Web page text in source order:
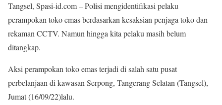
Tangsel, Spasi-id.com – Polisi mengidentifikasi pelaku
perampokan toko emas berdasarkan kesaksian penjaga toko dan
rekaman CCTV. Namun hingga kita pelaku masih belum
ditangkap.
Aksi perampokan toko emas terjadi di salah satu pusat
perbelanjaan di kawasan Serpong, Tangerang Selatan (Tangsel),
Jumat (16/09/22)lalu.